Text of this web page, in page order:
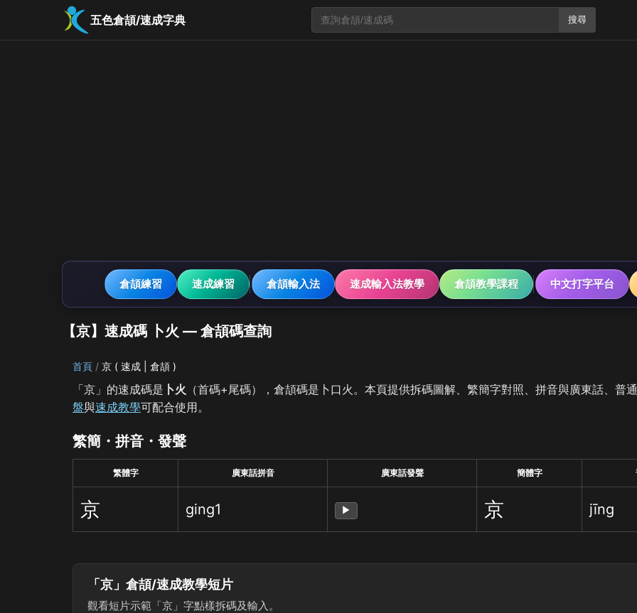
五色倉頡/速成字典 搜尋
倉頡練習 速成練習 倉頡輸入法 速成輸入法教學 倉頡教學課程 中文打字平台
【京】速成碼 卜火 — 倉頡碼查詢
首頁 京 ( 速成 | 倉頡 )
「京」的速成碼是 卜火 （首碼+尾碼），倉頡碼是卜口火。本頁提供拆碼圖解、繁簡字對照、拼音與廣東話、普
盤與速成教學可配合使用。
繁簡・拼音・發聲
繁體字 廣東話拼音 廣東話發聲 簡體字
京 ging1 ▶ 京 jīng
「京」倉頡/速成教學短片
觀看短片示範「京」字點樣拆碼及輸入。